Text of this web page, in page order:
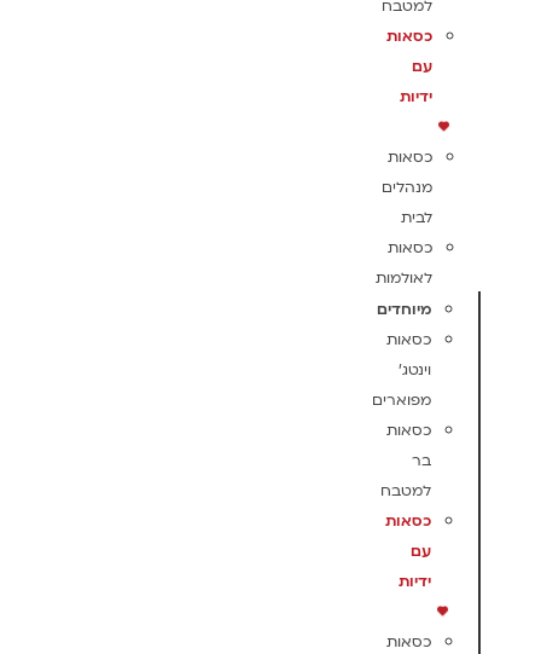
למטבח
כסאות
עם
ידיות
כסאות
מנהלים
לבית
כסאות
לאולמות
מיוחדים
כסאות
וינטג'
מפוארים
כסאות
בר
למטבח
כסאות
עם
ידיות
כסאות